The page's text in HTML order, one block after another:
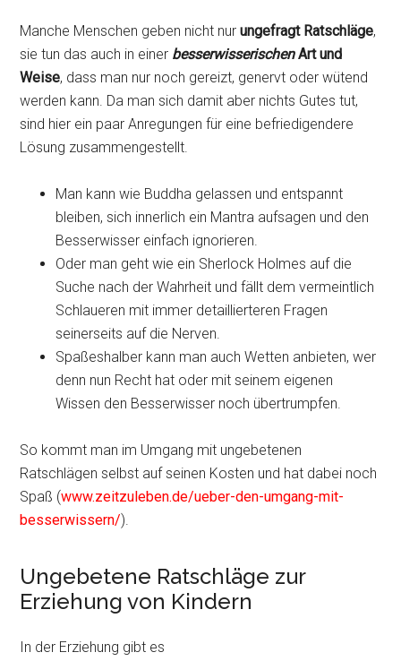
Manche Menschen geben nicht nurungefragt Ratschläge,
sie tun das auch in einer besserwisserischenArt und
Weise, dass man nur noch gereizt, genervt oder wütend
werden kann. Da man sich damit aber nichts Gutes tut,
sind hier ein paar Anregungen für eine befriedigendere
Lösung zusammengestellt.
Man kann wie Buddha gelassen und entspannt
bleiben, sich innerlich ein Mantra aufsagen und den
Besserwisser einfach ignorieren.
Oder man geht wie ein Sherlock Holmes auf die
Suche nach der Wahrheit und fällt dem vermeintlich
Schlaueren mit immer detaillierteren Fragen
seinerseits auf die Nerven.
Spaßeshalber kann man auch Wetten anbieten, wer
denn nun Recht hat oder mit seinem eigenen
Wissen den Besserwisser noch übertrumpfen.
So kommt man im Umgang mit ungebetenen
Ratschlägen selbst auf seinen Kosten und hat dabei noch
Spaß (www.zeitzuleben.de/ueber-den-umgang-mit-
besserwissern/).
Ungebetene Ratschläge zur
Erziehung von Kindern
In der Erziehung gibt es